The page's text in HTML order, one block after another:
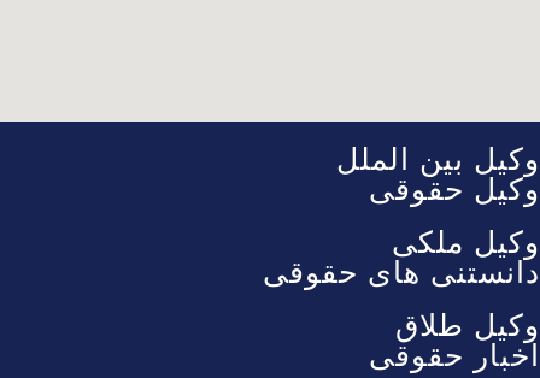
وکیل بین الملل
وکیل حقوقی
وکیل ملکی
دانستنی های حقوقی
وکیل طلاق
اخبار حقوقی